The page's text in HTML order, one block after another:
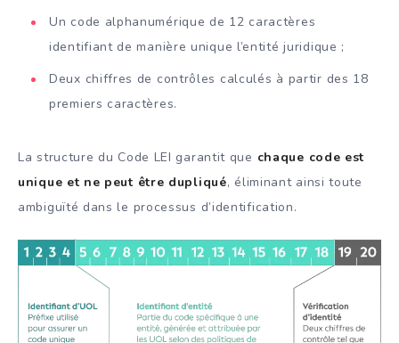
Un code alphanumérique de 12 caractères
identifiant de manière unique l’entité juridique ;
Deux chiffres de contrôles calculés à partir des 18
premiers caractères.
La structure du Code LEI garantit que chaque code est
unique et ne peut être dupliqué, éliminant ainsi toute
ambiguïté dans le processus d’identification.